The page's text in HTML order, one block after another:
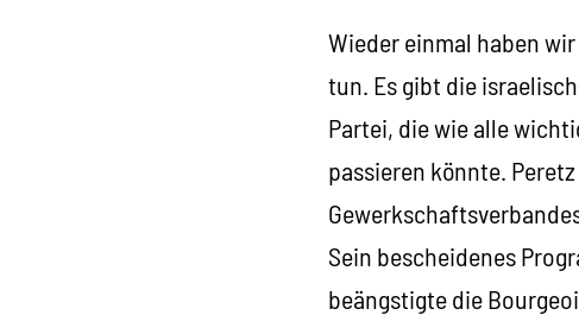
Wieder einmal haben
tun. Es gibt die
Partei, die wie alle
passieren könnte.
Sein bescheidenes
beängstigte die